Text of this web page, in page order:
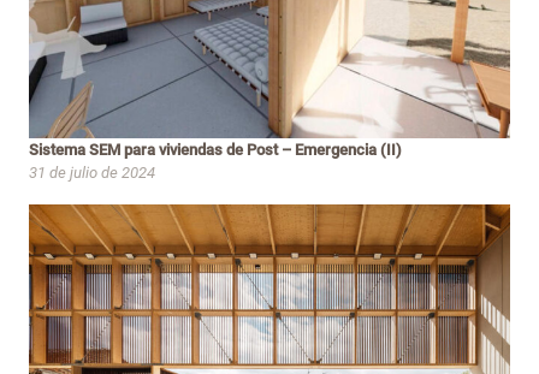
Sistema SEM para viviendas de Post – Emergencia (II)
31 de julio de 2024